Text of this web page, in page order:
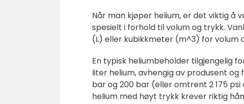
Når man kjøper helium, er det viktig
spesielt i forhold til volum og trykk.
(L) eller kubikkmeter (m^3) for volum
En typisk heliumbeholder tilgjengelig
liter helium, avhengig av produsent
bar og 200 bar (eller omtrent 2 175
helium med høyt trykk krever riktig